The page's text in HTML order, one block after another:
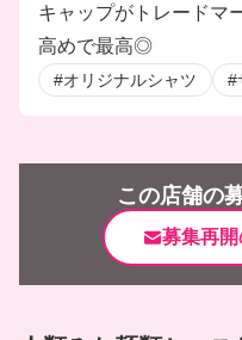
キャップがトレードマ
高めで最高◎
#オリジナルシャツ #
この店舗の
募集再